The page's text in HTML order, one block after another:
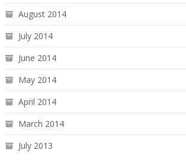
August 2014
July 2014
June 2014
May 2014
April 2014
March 2014
July 2013